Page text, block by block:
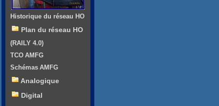
Historique du réseau HO
Plan du réseau HO
(RAILY 4.0)
TCO AMFG
Schémas AMFG
Analogique
Digital